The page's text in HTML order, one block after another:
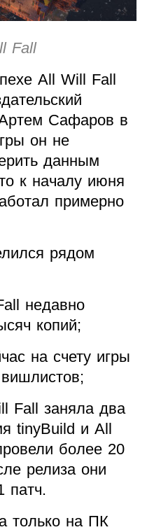
Fall
All Will Fall
Сафаров в
он не
данным
к началу июня
примерно
рядом
недавно
копий;
на счету игры
Fall заняла два
tinyBuild и All
более 20
релиза они
патч.
только на ПК